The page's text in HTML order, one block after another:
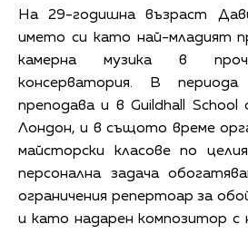
На 29-годишна възраст
името си като най-младият
камерна музика в
консерватория. В
преподава и в Guildhall
Лондон, и в същото време
майсторски класове по
персонална задача
ограничения репертоар за
и като надарен композитор с